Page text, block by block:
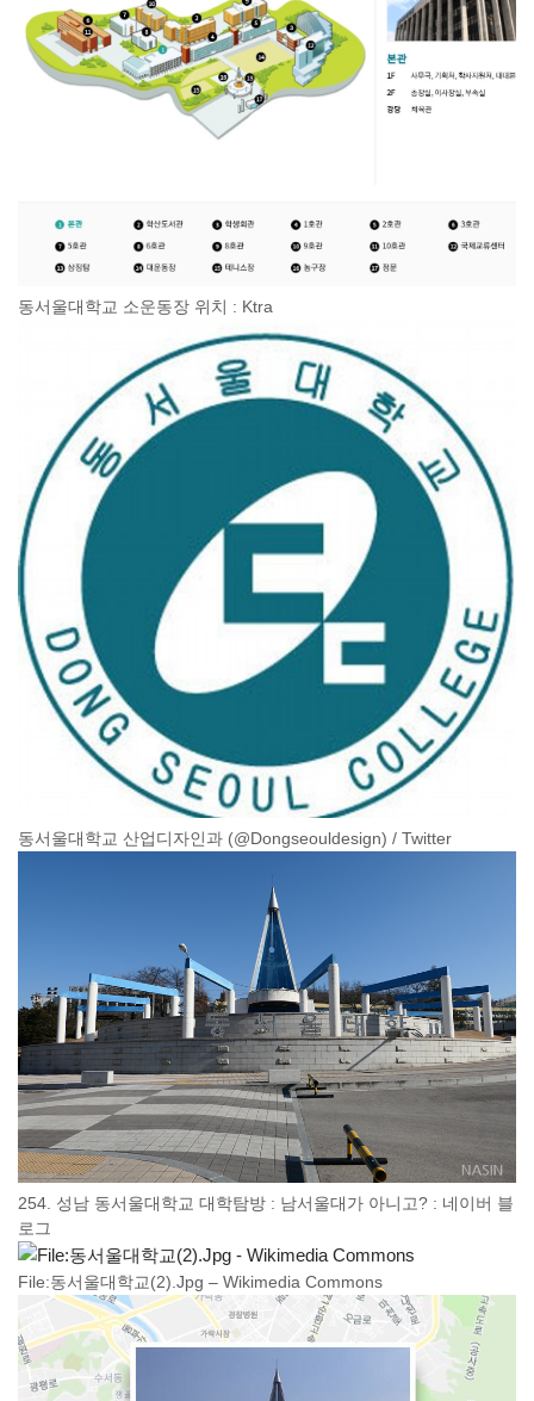
동서울대학교 소운동장 위치 : Ktra
동서울대학교 산업디자인과 (@Dongseouldesign) / Twitter
254. 성남 동서울대학교 대학탐방 : 남서울대가 아니고? : 네이버 블
로그
File:동서울대학교(2).Jpg – Wikimedia Commons